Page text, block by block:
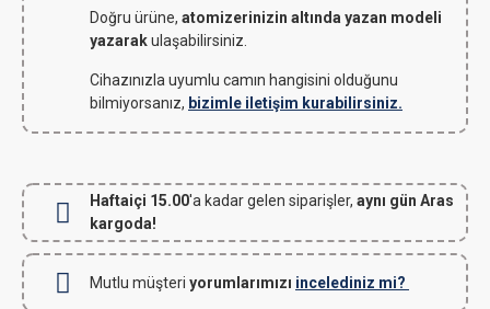
Doğru ürüne, atomizerinizin altında yazan modeli
yazarakulaşabilirsiniz.
Cihazınızla uyumlu camın hangisini olduğunu
bilmiyorsanız, bizimle iletişim kurabilirsiniz.
Haftaiçi 15.00'a kadar gelen siparişler, aynı gün Aras
kargoda!
Mutlu müşteri yorumlarımızı incelediniz mi?